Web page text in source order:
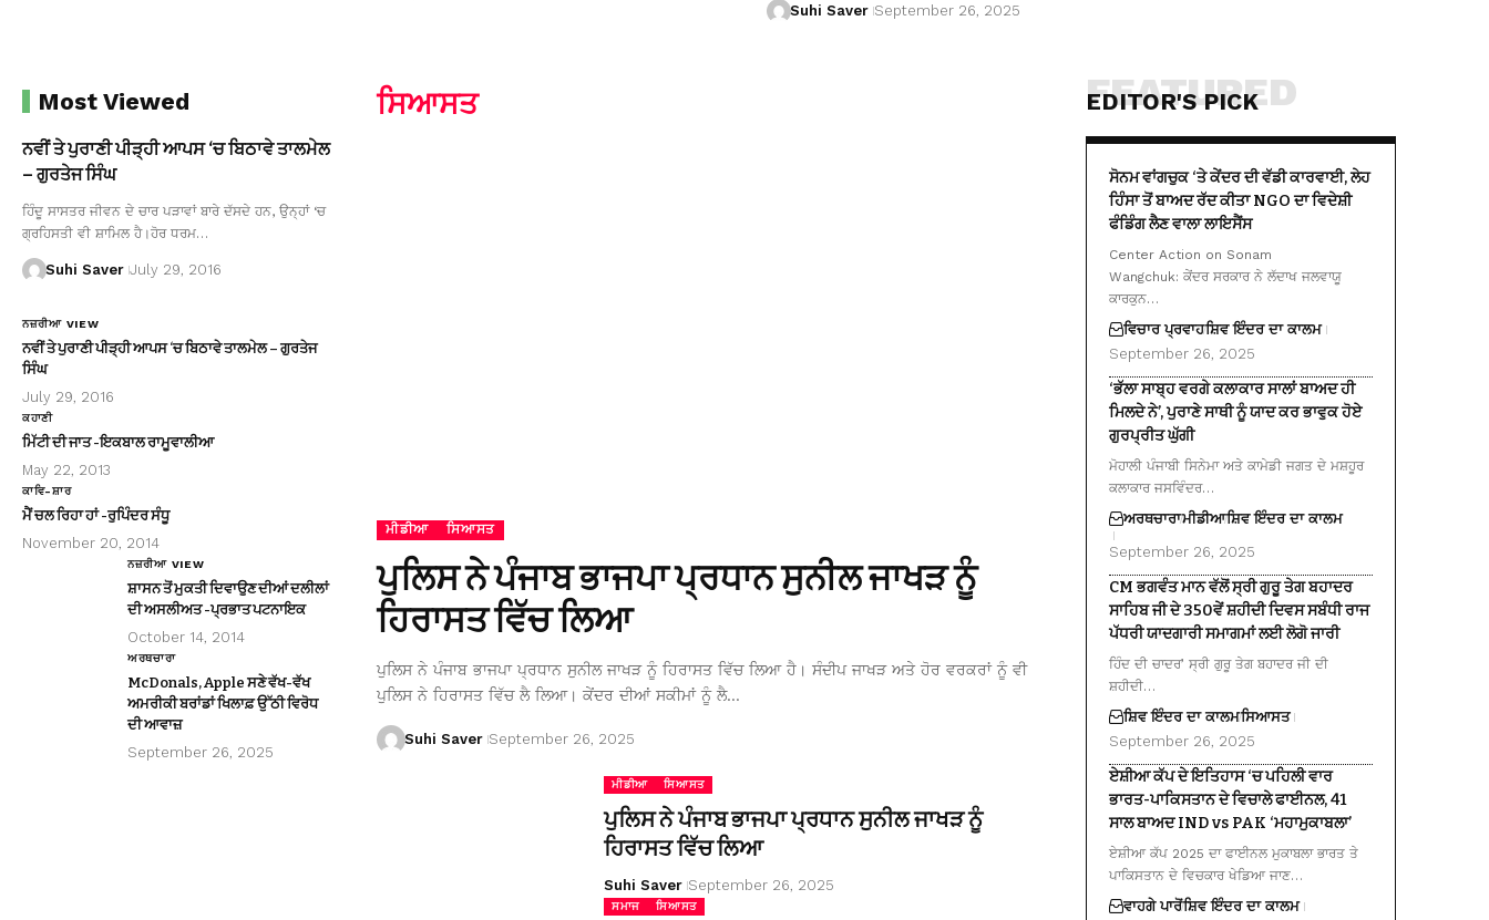
Suhi Saver September 26, 2025
Most Viewed
ਨਵੀਂ ਤੇ ਪੁਰਾਣੀ ਪੀੜ੍ਹੀ ਆਪਸ ‘ਚ ਬਿਠਾਵੇ ਤਾਲਮੇਲ
– ਗੁਰਤੇਜ ਸਿੰਘ
ਹਿੰਦੂ ਸਾਸਤਰ ਜੀਵਨ ਦੇ ਚਾਰ ਪੜਾਵਾਂ ਬਾਰੇ ਦੱਸਦੇ ਹਨ, ਉਨ੍ਹਾਂ ‘ਚ
ਗ੍ਰਹਿਸਤੀ ਵੀ ਸ਼ਾਮਿਲ ਹੈ।ਹੋਰ ਧਰਮ…
Suhi Saver July 29, 2016
ਨਜ਼ਰੀਆ VIEW
ਨਵੀਂ ਤੇ ਪੁਰਾਣੀ ਪੀੜ੍ਹੀ ਆਪਸ ‘ਚ ਬਿਠਾਵੇ ਤਾਲਮੇਲ – ਗੁਰਤੇਜ
ਸਿੰਘ
July 29, 2016
ਕਹਾਣੀ
ਮਿੱਟੀ ਦੀ ਜਾਤ -ਇਕਬਾਲ ਰਾਮੂਵਾਲੀਆ
May 22, 2013
ਕਾਵਿ-ਸ਼ਾਰ
ਮੈਂ ਚਲ ਰਿਹਾ ਹਾਂ -ਰੁਪਿੰਦਰ ਸੰਧੂ
November 20, 2014
ਨਜ਼ਰੀਆ VIEW
ਸ਼ਾਸਨ ਤੋਂ ਮੁਕਤੀ ਦਿਵਾਉਣ ਦੀਆਂ ਦਲੀਲਾਂ
ਦੀ ਅਸਲੀਅਤ -ਪ੍ਰਭਾਤ ਪਟਨਾਇਕ
October 14, 2014
ਅਰਥਚਾਰਾ
McDonals, Apple ਸਣੇ ਵੱਖ-ਵੱਖ
ਅਮਰੀਕੀ ਬਰਾਂਡਾਂ ਖਿਲਾਫ਼ ਉੱਠੀ ਵਿਰੋਧ
ਦੀ ਆਵਾਜ਼
September 26, 2025
ਸਿਆਸਤ
ਮੀਡੀਆ ਸਿਆਸਤ
ਪੁਲਿਸ ਨੇ ਪੰਜਾਬ ਭਾਜਪਾ ਪ੍ਰਧਾਨ ਸੁਨੀਲ ਜਾਖੜ ਨੂੰ
ਹਿਰਾਸਤ ਵਿੱਚ ਲਿਆ
ਪੁਲਿਸ ਨੇ ਪੰਜਾਬ ਭਾਜਪਾ ਪ੍ਰਧਾਨ ਸੁਨੀਲ ਜਾਖੜ ਨੂੰ ਹਿਰਾਸਤ ਵਿੱਚ ਲਿਆ ਹੈ। ਸੰਦੀਪ ਜਾਖੜ ਅਤੇ ਹੋਰ ਵਰਕਰਾਂ ਨੂੰ ਵੀ
ਪੁਲਿਸ ਨੇ ਹਿਰਾਸਤ ਵਿੱਚ ਲੈ ਲਿਆ। ਕੇਂਦਰ ਦੀਆਂ ਸਕੀਮਾਂ ਨੂੰ ਲੈ…
Suhi Saver September 26, 2025
ਮੀਡੀਆ ਸਿਆਸਤ
ਪੁਲਿਸ ਨੇ ਪੰਜਾਬ ਭਾਜਪਾ ਪ੍ਰਧਾਨ ਸੁਨੀਲ ਜਾਖੜ ਨੂੰ
ਹਿਰਾਸਤ ਵਿੱਚ ਲਿਆ
Suhi Saver September 26, 2025
ਸਮਾਜ ਸਿਆਸਤ
EDITOR'S PICK
FEATURED
ਸੋਨਮ ਵਾਂਗਚੁਕ ‘ਤੇ ਕੇਂਦਰ ਦੀ ਵੱਡੀ ਕਾਰਵਾਈ, ਲੇਹ
ਹਿੰਸਾ ਤੋਂ ਬਾਅਦ ਰੱਦ ਕੀਤਾ NGO ਦਾ ਵਿਦੇਸ਼ੀ
ਫੰਡਿੰਗ ਲੈਣ ਵਾਲਾ ਲਾਇਸੈਂਸ
Center Action on Sonam
Wangchuk: ਕੇਂਦਰ ਸਰਕਾਰ ਨੇ ਲੱਦਾਖ ਜਲਵਾਯੂ
ਕਾਰਕੁਨ…
ਵਿਚਾਰ ਪ੍ਰਵਾਹਸ਼ਿਵ ਇੰਦਰ ਦਾ ਕਾਲਮ
September 26, 2025
‘ਭੱਲਾ ਸਾਬ੍ਹ ਵਰਗੇ ਕਲਾਕਾਰ ਸਾਲਾਂ ਬਾਅਦ ਹੀ
ਮਿਲਦੇ ਨੇ’, ਪੁਰਾਣੇ ਸਾਥੀ ਨੂੰ ਯਾਦ ਕਰ ਭਾਵੁਕ ਹੋਏ
ਗੁਰਪ੍ਰੀਤ ਘੁੱਗੀ
ਮੋਹਾਲੀ ਪੰਜਾਬੀ ਸਿਨੇਮਾ ਅਤੇ ਕਾਮੇਡੀ ਜਗਤ ਦੇ ਮਸ਼ਹੂਰ
ਕਲਾਕਾਰ ਜਸਵਿੰਦਰ…
ਅਰਥਚਾਰਾਮੀਡੀਆਸ਼ਿਵ ਇੰਦਰ ਦਾ ਕਾਲਮ
September 26, 2025
CM ਭਗਵੰਤ ਮਾਨ ਵੱਲੋਂ ਸ੍ਰੀ ਗੁਰੂ ਤੇਗ ਬਹਾਦਰ
ਸਾਹਿਬ ਜੀ ਦੇ 350ਵੇਂ ਸ਼ਹੀਦੀ ਦਿਵਸ ਸਬੰਧੀ ਰਾਜ
ਪੱਧਰੀ ਯਾਦਗਾਰੀ ਸਮਾਗਮਾਂ ਲਈ ਲੋਗੋ ਜਾਰੀ
ਹਿੰਦ ਦੀ ਚਾਦਰ’ ਸ੍ਰੀ ਗੁਰੂ ਤੇਗ ਬਹਾਦਰ ਜੀ ਦੀ
ਸ਼ਹੀਦੀ…
ਸ਼ਿਵ ਇੰਦਰ ਦਾ ਕਾਲਮਸਿਆਸਤ
September 26, 2025
ਏਸ਼ੀਆ ਕੱਪ ਦੇ ਇਤਿਹਾਸ ‘ਚ ਪਹਿਲੀ ਵਾਰ
ਭਾਰਤ-ਪਾਕਿਸਤਾਨ ਦੇ ਵਿਚਾਲੇ ਫਾਈਨਲ, 41
ਸਾਲ ਬਾਅਦ IND vs PAK ‘ਮਹਾਮੁਕਾਬਲਾ’
ਏਸ਼ੀਆ ਕੱਪ 2025 ਦਾ ਫਾਈਨਲ ਮੁਕਾਬਲਾ ਭਾਰਤ ਤੇ
ਪਾਕਿਸਤਾਨ ਦੇ ਵਿਚਕਾਰ ਖੇਡਿਆ ਜਾਣ…
ਵਾਹਗੇ ਪਾਰੋਂਸ਼ਿਵ ਇੰਦਰ ਦਾ ਕਾਲਮ